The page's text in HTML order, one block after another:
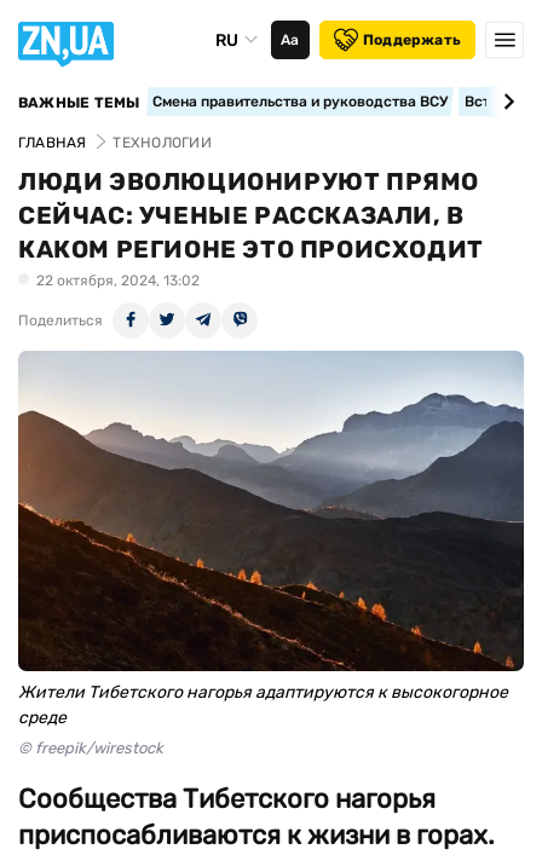
RU Аа Поддержать
ВАЖНЫЕ ТЕМЫ Смена правительства и руководства ВСУ
ГЛАВНАЯ ТЕХНОЛОГИИ
ЛЮДИ ЭВОЛЮЦИОНИРУЮТ ПРЯМО
СЕЙЧАС: УЧЕНЫЕ РАССКАЗАЛИ, В
КАКОМ РЕГИОНЕ ЭТО ПРОИСХОДИТ
22 октября, 2024, 13:02
Поделиться
Жители Тибетского нагорья адаптируются к высокогорное
среде
© freepik/wirestock
Сообщества Тибетского нагорья
приспосабливаются к жизни в горах.